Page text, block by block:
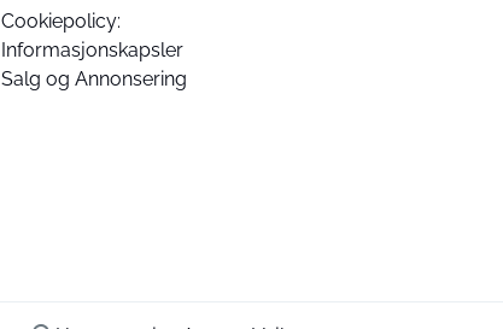
Cookiepolicy:
Informasjonskapsler
Salg og Annonsering